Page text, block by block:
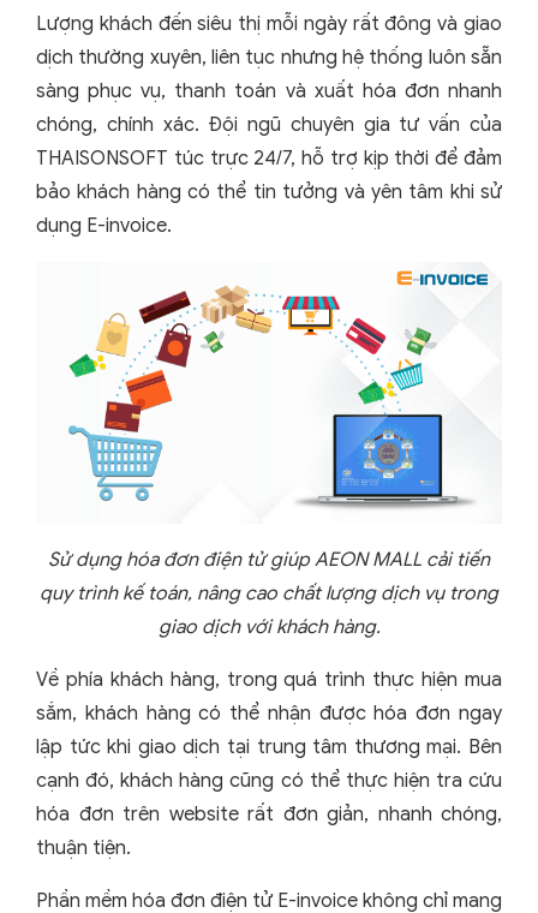
Lượng khách đến siêu thị mỗi ngày rất đông và giao
dịch thường xuyên, liên tục nhưng hệ thống luôn sẵn
sàng phục vụ, thanh toán và xuất hóa đơn nhanh
chóng, chính xác. Đội ngũ chuyên gia tư vấn của
THAISONSOFT túc trực 24/7, hỗ trợ kịp thời để đảm
bảo khách hàng có thể tin tưởng và yên tâm khi sử
dụng E-invoice.
Sử dụng hóa đơn điện tử giúp AEON MALL cải tiến
quy trình kế toán, nâng cao chất lượng dịch vụ trong
giao dịch với khách hàng.
Về phía khách hàng, trong quá trình thực hiện mua
sắm, khách hàng có thể nhận được hóa đơn ngay
lập tức khi giao dịch tại trung tâm thương mại. Bên
cạnh đó, khách hàng cũng có thể thực hiện tra cứu
hóa đơn trên website rất đơn giản, nhanh chóng,
thuận tiện.
Phần mềm hóa đơn điện tử E-invoice không chỉ mang